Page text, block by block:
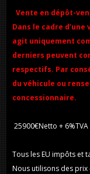
Vente en dépôt-
Dans le cadre
agit uniquement
derniers peuvent
respectifs. Par
du véhicule ou
concessionnaire.
25900€Netto + 6%TVA
Tous les EU impôts et
Nous utilisons des